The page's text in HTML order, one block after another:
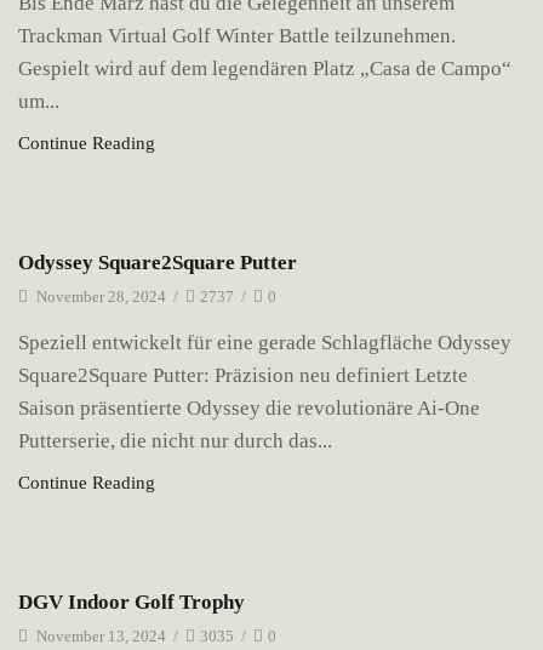
Trackman Virtual Golf Winter Battle teilzunehmen.
Gespielt wird auf dem legendären Platz „Casa de Campo“
um...
Continue Reading
Odyssey Square2Square Putter
November 28, 2024 / 2737 / 0
Speziell entwickelt für eine gerade Schlagfläche Odyssey
Square2Square Putter: Präzision neu definiert Letzte
Saison präsentierte Odyssey die revolutionäre Ai-One
Putterserie, die nicht nur durch das...
Continue Reading
DGV Indoor Golf Trophy
November 13, 2024 / 3035 / 0